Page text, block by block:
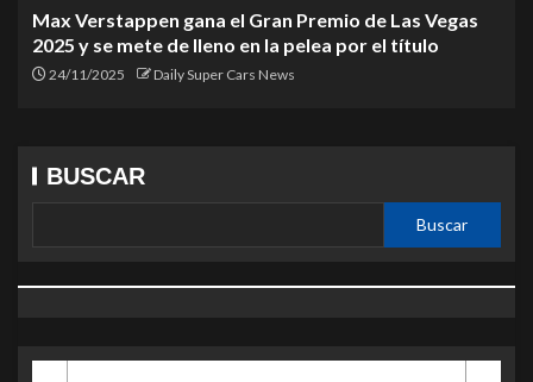
Max Verstappen gana el Gran Premio de Las Vegas
2025 y se mete de lleno en la pelea por el título
24/11/2025 Daily Super Cars News
BUSCAR
Buscar